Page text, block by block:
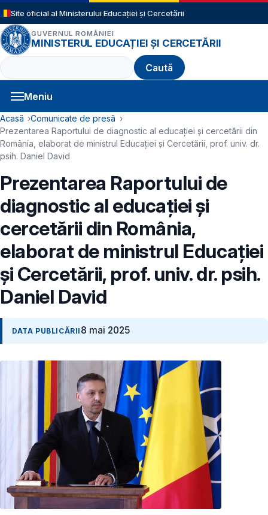
Sari la conținutul principal
Site oficial al Ministerului Educației și Cercetării
GUVERNUL ROMÂNIEI
MINISTERUL EDUCAȚIEI ȘI CERCETĂRII
Caută
Meniu
Navigație principală
Cale de navigare
Acasă
Comunicate de presă
Prezentarea Raportului de diagnostic al educației și cercetării din
România, elaborat de ministrul Educației și Cercetării, prof. univ. dr.
psih. Daniel David
Prezentarea Raportului de
diagnostic al educației și
cercetării din România,
elaborat de ministrul Educației
și Cercetării, prof. univ. dr. psih.
Daniel David
DATA PUBLICĂRII 8 mai 2025